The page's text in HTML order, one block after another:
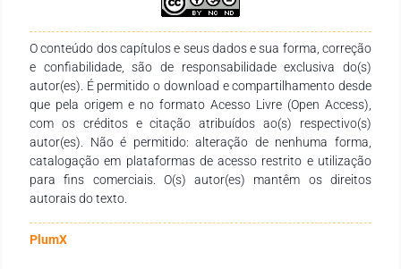
apresentados resultados referentes a três contextos
versão ABNT NBR 6118:2007; e outros dois contemplando o
estabelecido pela versão ABNT NBR 6118:2014, com e sem a
verificação de flecha em vigas. Os resultados mostram-se
significativos no contexto da otimização do custo dos
problemas modelados e permitem concluir que a versão
ABNT NBR 6118:2014 leva ao dimensionamento de seções
transversais retangulares ligeiramente menos econômicas
que a sua versão anterior.
O conteúdo dos capítulos e seus dados e sua forma, correção
e confiabilidade, são de responsabilidade exclusiva do(s)
autor(es). É permitido o download e compartilhamento desde
que pela origem e no formato Acesso Livre (Open Access),
com os créditos e citação atribuídos ao(s) respectivo(s)
autor(es). Não é permitido: alteração de nenhuma forma,
catalogação em plataformas de acesso restrito e utilização
para fins comerciais. O(s) autor(es) mantêm os direitos
autorais do texto.
PlumX